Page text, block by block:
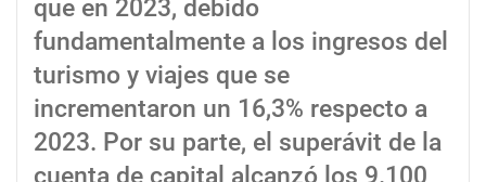
que en 2023, debido
fundamentalmente a los ingresos del
turismo y viajes que se
incrementaron un 16,3% respecto a
2023. Por su parte, el superávit de la